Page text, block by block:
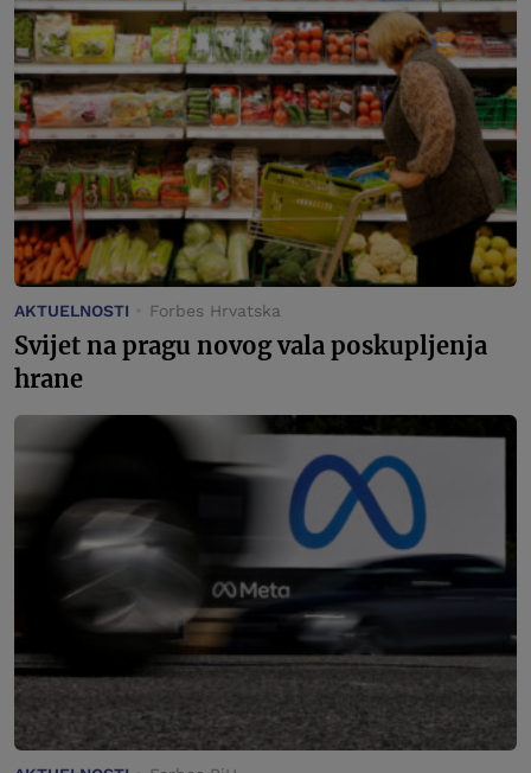
AKTUELNOSTI Forbes Hrvatska
Svijet na pragu novog vala poskupljenja
hrane